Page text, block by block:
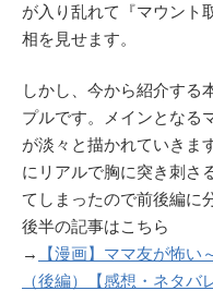
が入り乱れて『マウント
相を見せます。
しかし、今から紹介する
プルです。メインとなる
が淡々と描かれていきま
にリアルで胸に突き刺さ
てしまったので前後編に
後半の記事はこちら
→
【漫画】ママ友が怖
（後編）【感想・ネタ